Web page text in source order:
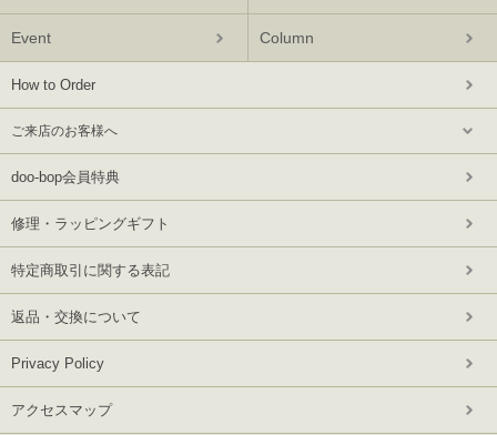
Event Column
How to Order
ご来店のお客様へ
doo-bop会員特典
修理・ラッピングギフト
特定商取引に関する表記
返品・交換について
Privacy Policy
アクセスマップ